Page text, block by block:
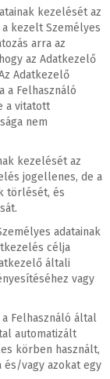
kezelését az
a kezelt Személyes
arra az
az Adatkezelő
Adatkezelő
a Felhasználó
a vitatott
nem
kezelését az
jogellenes, de a
törlését, és
adatainak
célja
általi
vagy
Felhasználó által
automatizált
körben használt,
vagy azokat egy